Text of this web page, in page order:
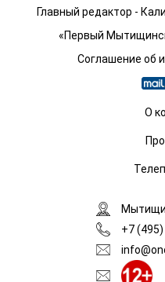
Главный редактор -
«Первый
Соглашение об
О
+7